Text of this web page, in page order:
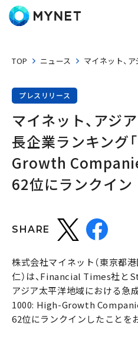
TOP ニュース マイネット、
プレスリリース
マイネット、アジ
長企業ランキング
Growth
62位にランクイン
SHARE
株式会社マイネット（東京都
仁）は、Financial Times社
アジア太平洋地域における急
1000: High-Growth
62位にランクインしたことを